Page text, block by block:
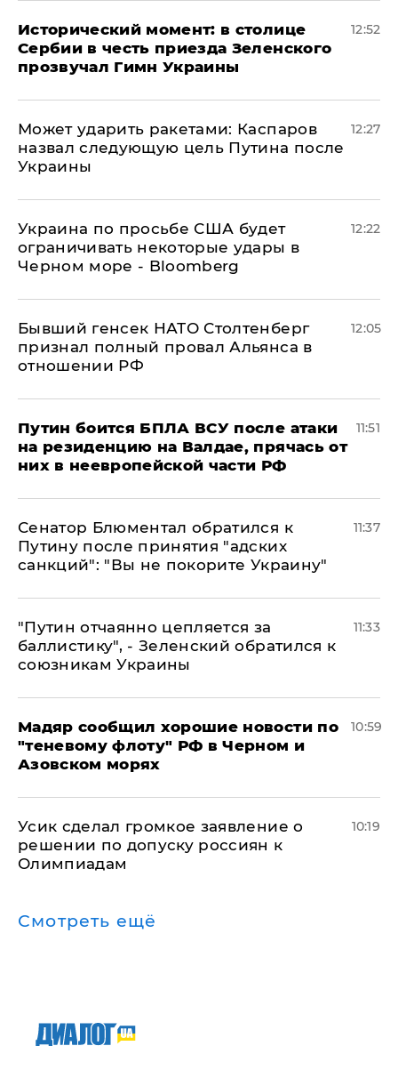
Исторический момент: в столице
Сербии в честь приезда Зеленского
прозвучал Гимн Украины
12:52
Может ударить ракетами: Каспаров
назвал следующую цель Путина после
Украины
12:27
Украина по просьбе США будет
ограничивать некоторые удары в
Черном море - Bloomberg
12:22
Бывший генсек НАТО Столтенберг
признал полный провал Альянса в
отношении РФ
12:05
Путин боится БПЛА ВСУ после атаки
на резиденцию на Валдае, прячась от
них в неевропейской части РФ
11:51
Сенатор Блюментал обратился к
Путину после принятия "адских
санкций": "Вы не покорите Украину"
11:37
"Путин отчаянно цепляется за
баллистику", - Зеленский обратился к
союзникам Украины
11:33
Мадяр сообщил хорошие новости по
"теневому флоту" РФ в Черном и
Азовском морях
10:59
Усик сделал громкое заявление о
решении по допуску россиян к
Олимпиадам
10:19
Смотреть ещё